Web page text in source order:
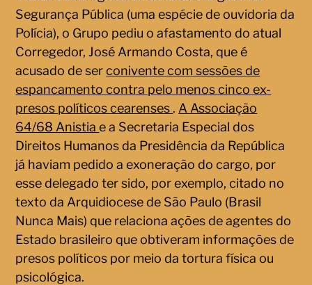
Segurança Pública (uma espécie de ouvidoria da
Polícia), o Grupo pediu o afastamento do atual
Corregedor, José Armando Costa, que é
acusado de serconivente com sessões de
espancamento contra pelo menos cinco ex-
presos políticos cearenses . A Associação
64/68 Anistiae a Secretaria Especial dos
Direitos Humanos da Presidência da República
já haviam pedido a exoneração do cargo, por
esse delegado ter sido, por exemplo, citado no
texto da Arquidiocese de São Paulo (Brasil
Nunca Mais) que relaciona ações de agentes do
Estado brasileiro que obtiveram informações de
presos políticos por meio da tortura física ou
psicológica.